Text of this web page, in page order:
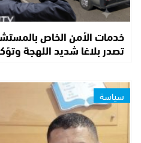
خدمات الأمن الخاص
تصدر بلاغا شديد اللهجة
سياسة